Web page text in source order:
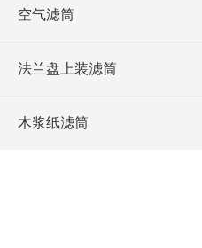
空气滤筒
法兰盘上装滤筒
木浆纸滤筒